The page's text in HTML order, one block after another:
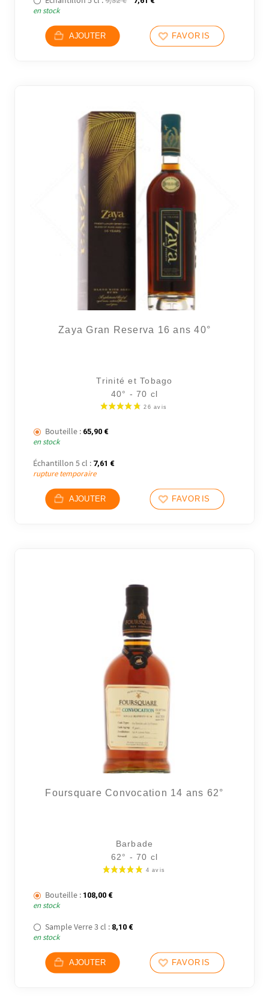
en stock
AJOUTER FAVORIS
Zaya Gran Reserva 16 ans 40°
Trinité et Tobago
40° - 70 cl
Bouteille : 65,90 €
en stock
Échantillon 5 cl : 7,61 €
rupture temporaire
AJOUTER FAVORIS
Foursquare Convocation 14 ans 62°
Barbade
62° - 70 cl
Bouteille : 108,00 €
en stock
Sample Verre 3 cl : 8,10 €
en stock
AJOUTER FAVORIS